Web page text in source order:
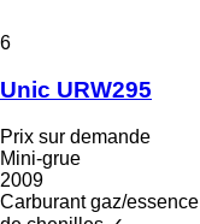
6
Unic URW295
Prix sur demande
Mini-grue
2009
Carburant gaz/essence